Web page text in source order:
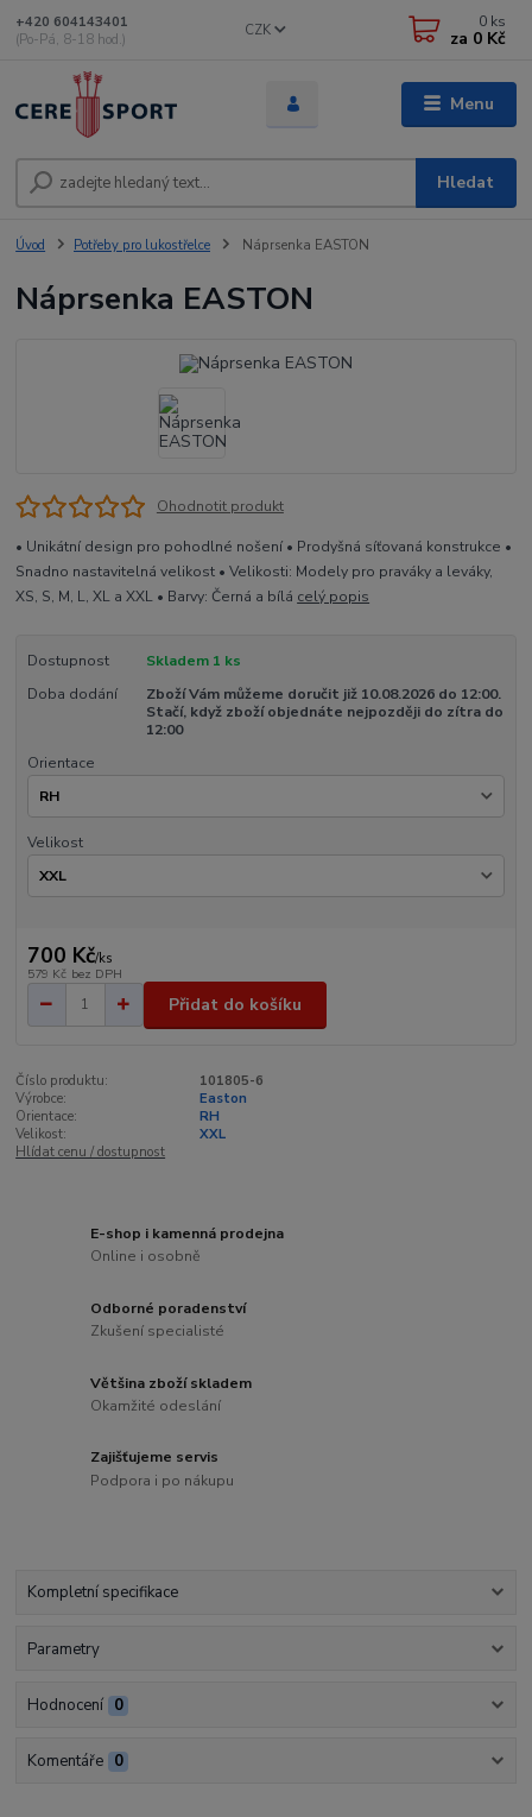
Menu
CZK
Hledat
+420 604143401
(Po-Pá, 8-18 hod.)
0 ks
za 0 Kč
Úvod Potřeby pro lukostřelce Náprsenka EASTON
Náprsenka EASTON
Ohodnotit produkt
• Unikátní design pro pohodlné nošení • Prodyšná síťovaná konstrukce •
Snadno nastavitelná velikost • Velikosti: Modely pro praváky a leváky,
XS, S, M, L, XL a XXL • Barvy: Černá a bílá celý popis
Dostupnost
Skladem 1 ks
Doba dodání
Zboží Vám můžeme doručit již 10.08.2026 do 12:00.
Stačí, když zboží objednáte nejpozději do zítra do
12:00
Orientace
Velikost
700 Kč/ks
579 Kč bez DPH
Přidat do košíku
Číslo produktu:
101805-6
Výrobce:
Easton
Orientace:
RH
Velikost:
XXL
Hlídat cenu / dostupnost
E-shop i kamenná prodejna
Online i osobně
Odborné poradenství
Zkušení specialisté
Většina zboží skladem
Okamžité odeslání
Zajišťujeme servis
Podpora i po nákupu
Kompletní specifikace
Parametry
Hodnocení 0
Komentáře 0